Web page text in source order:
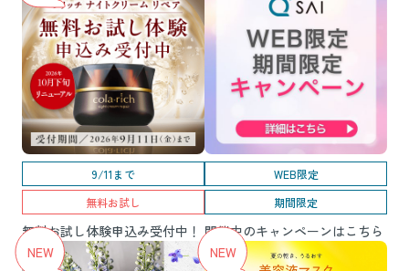
9/11まで
無料お試し
無料お試し体験申込み受付中！
WEB限定
期間限定
開催中のキャンペーンはこちら